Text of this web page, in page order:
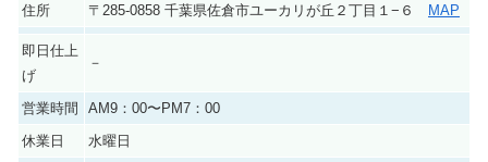
住所 〒285-0858 千葉県佐倉市ユーカリが丘２丁目１−６ MAP
即日仕上
げ
－
営業時間
AM9：00〜PM7：00
休業日
水曜日